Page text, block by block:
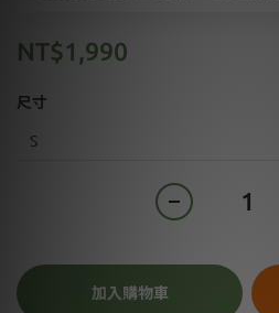
NT$1,990
尺寸
加入購物車